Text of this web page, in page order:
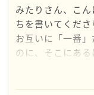
みたりさん、こ
ちを書いてくださ
お互いに「一番
のに、そこにあ
感がないのは、